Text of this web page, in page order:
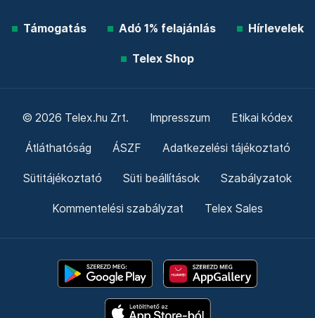
Támogatás Adó 1% felajánlás Hírlevelek
Telex Shop
© 2026 Telex.hu Zrt. Impresszum Etikai kódex
Átláthatóság ÁSZF Adatkezelési tájékoztató
Sütitájékoztató Süti beállítások Szabályzatok
Kommentelési szabályzat Telex Sales